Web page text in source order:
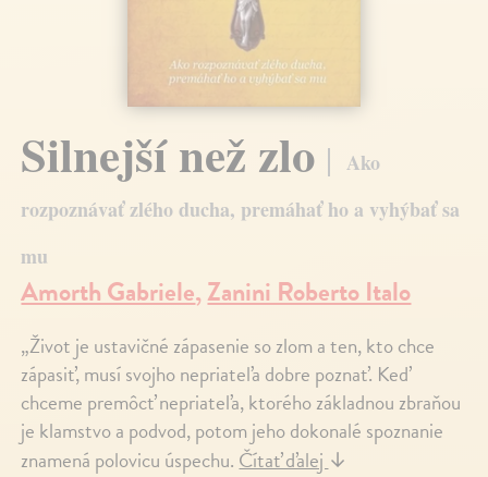
Silnejší než zlo
Ako
rozpoznávať zlého ducha, premáhať ho a vyhýbať sa
mu
Amorth Gabriele,Zanini Roberto Italo
„Život je ustavičné zápasenie so zlom a ten, kto chce
zápasiť, musí svojho nepriateľa dobre poznať. Keď
chceme premôcť nepriateľa, ktorého základnou zbraňou
je klamstvo a podvod, potom jeho dokonalé spoznanie
znamená polovicu úspechu. Čítať ďalej ↓